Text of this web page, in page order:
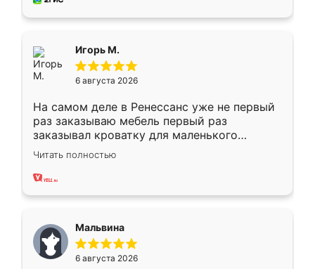
Игорь М.
6 августа 2026
На самом деле в Ренессанс уже не первый
раз заказываю мебель первый раз
заказывал кроватку для маленького
ребёнка при его рождении ,во второй раз
заказал шкаф-купе. По качеству очень
хорошее сборка достаточно быстрая,
меньше, здесь же он более разнообразный.
Мне нравится ,если что-то потребуется из
мебели буду заказывать только здесь.
Читать полностью
Мальвина
6 августа 2026